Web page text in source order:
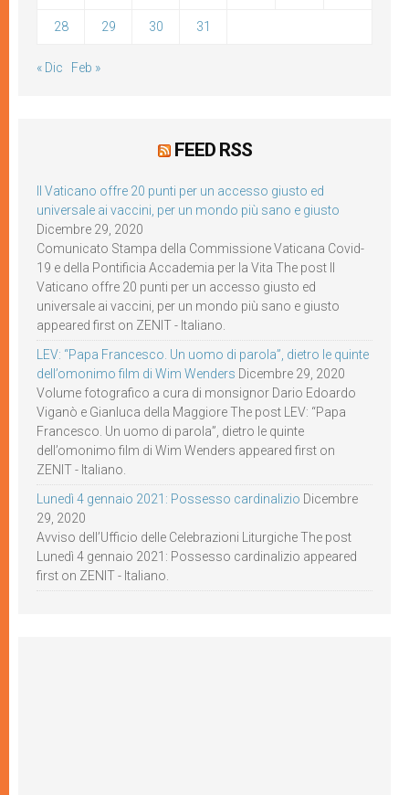
28 29 30 31
« Dic Feb »
FEED RSS
Il Vaticano offre 20 punti per un accesso giusto ed
universale ai vaccini, per un mondo più sano e giusto
Dicembre 29, 2020
Comunicato Stampa della Commissione Vaticana Covid-
19 e della Pontificia Accademia per la Vita The post Il
Vaticano offre 20 punti per un accesso giusto ed
universale ai vaccini, per un mondo più sano e giusto
appeared first on ZENIT - Italiano.
LEV: “Papa Francesco. Un uomo di parola”, dietro le quinte
dell’omonimo film di Wim Wenders Dicembre 29, 2020
Volume fotografico a cura di monsignor Dario Edoardo
Viganò e Gianluca della Maggiore The post LEV: “Papa
Francesco. Un uomo di parola”, dietro le quinte
dell’omonimo film di Wim Wenders appeared first on
ZENIT - Italiano.
Lunedì 4 gennaio 2021: Possesso cardinalizio Dicembre
29, 2020
Avviso dell’Ufficio delle Celebrazioni Liturgiche The post
Lunedì 4 gennaio 2021: Possesso cardinalizio appeared
first on ZENIT - Italiano.